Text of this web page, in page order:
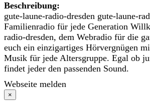
Beschreibung:
gute-laune-radio-dresden gute-laune-
Familienradio für jede Generation
radio-dresden, dem Webradio für die
euch ein einzigartiges Hörvergnügen
Musik für jede Altersgruppe. Egal ob
findet jeder den passenden Sound.
Webseite melden
×